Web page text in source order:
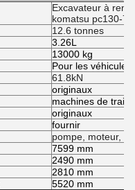
Excavateur à
komatsu pc130-7
12.6 tonnes
3.26L
13000 kg
Pour les
61.8kN
originaux
machines de
originaux
fournir
pompe, moteur,
7599 mm
2490 mm
2810 mm
5520 mm